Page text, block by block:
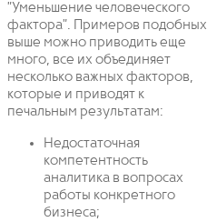
"Уменьшение человеческого
фактора". Примеров подобных
выше можно приводить еще
много, все их объединяет
несколько важных факторов,
которые и приводят к
печальным результатам:
Недостаточная
компетентность
аналитика в вопросах
работы конкретного
бизнеса;